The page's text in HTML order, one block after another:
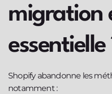
migration
essentielle
Shopify abandonne les
notamment :